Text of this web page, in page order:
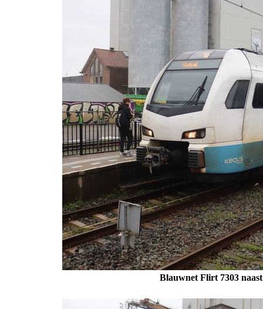
Blauwnet Flirt 7303